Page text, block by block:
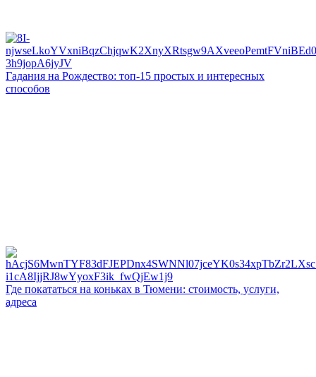
Гадания на Рождество: топ-15 простых и интересных
способов
Где покататься на коньках в Тюмени: стоимость, услуги,
адреса